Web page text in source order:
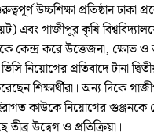
উচ্চশিক্ষা প্রতিষ্ঠান ঢাকা
এবং গাজীপুর কৃষি
কেন্দ্র করে উত্তেজনা, ক্ষোভ
নিয়োগের প্রতিবাদে টানা
শিক্ষার্থীরা। অন্য দিকে
কাউকে নিয়োগের গুঞ্জনকে
তীব্র উদ্বেগ ও প্রতিক্রিয়া।